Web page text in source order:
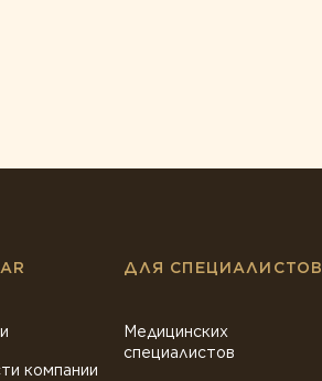
компании
ДЛЯ СПЕЦИАЛИСТОВ
Медицинских
специалистов